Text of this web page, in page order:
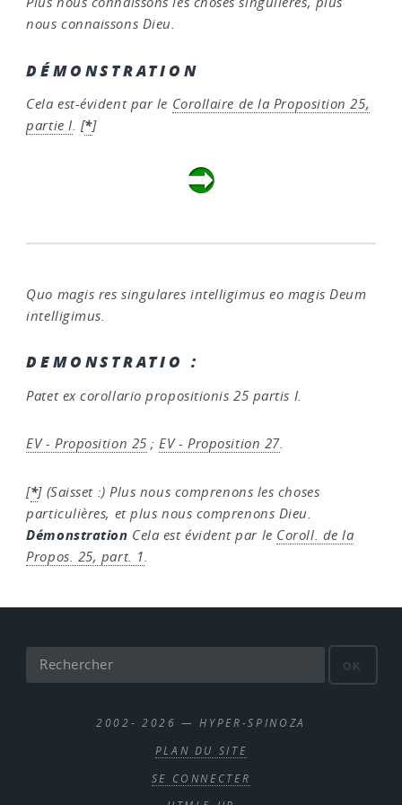
nous connaissons Dieu.
DÉMONSTRATION
Cela est-évident par le Corollaire de la Proposition 25,
partie I. [*]
Quo magis res singulares intelligimus eo magis Deum
intelligimus.
DEMONSTRATIO :
Patet ex corollario propositionis 25 partis I.
EV - Proposition 25 ;EV - Proposition 27.
[*] (Saisset :) Plus nous comprenons les choses
particulières, et plus nous comprenons Dieu.
Démonstration Cela est évident par le Coroll. de la
Propos. 25, part. 1
OK
2002- 2026 — HYPER-SPINOZA
PLAN DU SITE
SE CONNECTER